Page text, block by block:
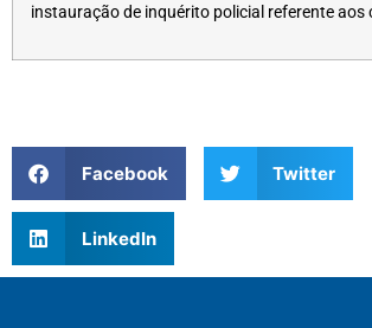
instauração de inquérito policial referente aos
Facebook Twitter
LinkedIn